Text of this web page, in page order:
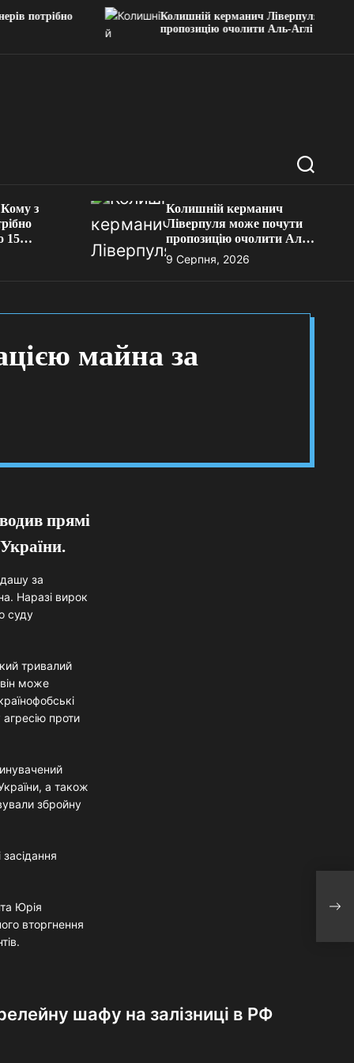
Колишній керманич Ліверпуля може почути
пропозицію очолити Аль-Аглі
П
к
з
15
Колишній керманич
Ліверпуля може почути
пропозицію очолити Аль-
Аглі
9 Серпня, 2026
майна за
прямі
за
Наразі вирок
суду
тривалий
може
проти
а також
збройну
Юрія
вторгнення
шафу на залізниці в РФ